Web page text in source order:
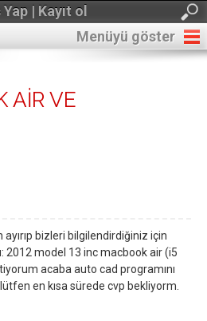
| Kayıt ol
Menüyü göster
AİR VE
bizleri bilgilendirdiğiniz için
2012 model 13 inc macbook air (i5
acaba auto cad programını
en kısa sürede cvp bekliyorm.